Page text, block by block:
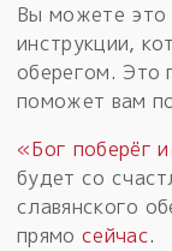
Вы можете это
инструкции,
оберегом. Это
поможет вам
«Бог поберёг
будет со
славянского
прямо сейчас.